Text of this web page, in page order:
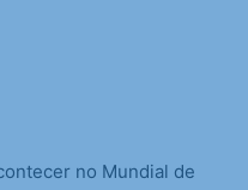
no Mundial de